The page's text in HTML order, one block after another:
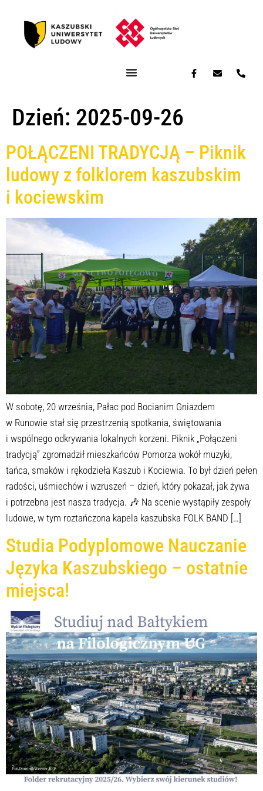
Dzień: 2025-09-26
POŁĄCZENI TRADYCJĄ – Piknik
ludowy z folklorem kaszubskim
i kociewskim
W sobotę, 20 września, Pałac pod Bocianim Gniazdem
w Runowie stał się przestrzenią spotkania, świętowania
i wspólnego odkrywania lokalnych korzeni. Piknik „Połączeni
tradycją” zgromadził mieszkańców Pomorza wokół muzyki,
tańca, smaków i rękodzieła Kaszub i Kociewia. To był dzień pełen
radości, uśmiechów i wzruszeń – dzień, który pokazał, jak żywa
i potrzebna jest nasza tradycja. 🎶 Na scenie wystąpiły zespoły
ludowe, w tym roztańczona kapela kaszubska FOLK BAND […]
Studia Podyplomowe Nauczanie
Języka Kaszubskiego – ostatnie
miejsca!